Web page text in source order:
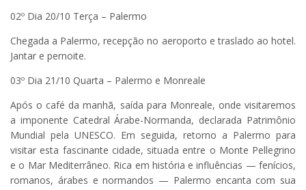
02º Dia 20/10 Terça – Palermo
Chegada a Palermo, recepção no aeroporto e traslado ao hotel.
Jantar e pernoite.
03º Dia 21/10 Quarta – Palermo e Monreale
Após o café da manhã, saída para Monreale, onde visitaremos
a imponente Catedral Árabe-Normanda, declarada Patrimônio
Mundial pela UNESCO. Em seguida, retorno a Palermo para
visitar esta fascinante cidade, situada entre o Monte Pellegrino
e o Mar Mediterrâneo. Rica em história e influências — fenícios,
romanos, árabes e normandos — Palermo encanta com sua